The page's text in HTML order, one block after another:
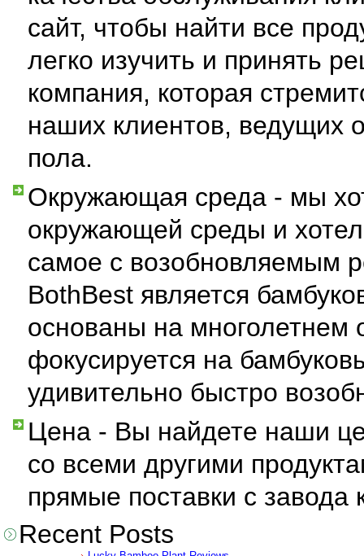
сайт, чтобы найти все
легко изучить и принять
компания, которая
наших клиентов, ведущих
пола.
Окружающая среда - мы
окружающей среды и
самое с возобновляемым
BothBest является
основаны на многолетнем
фокусируется на
удивительно быстро
Цена - Вы найдете наши
со всеми другими
прямые поставки с завода
Recent Posts